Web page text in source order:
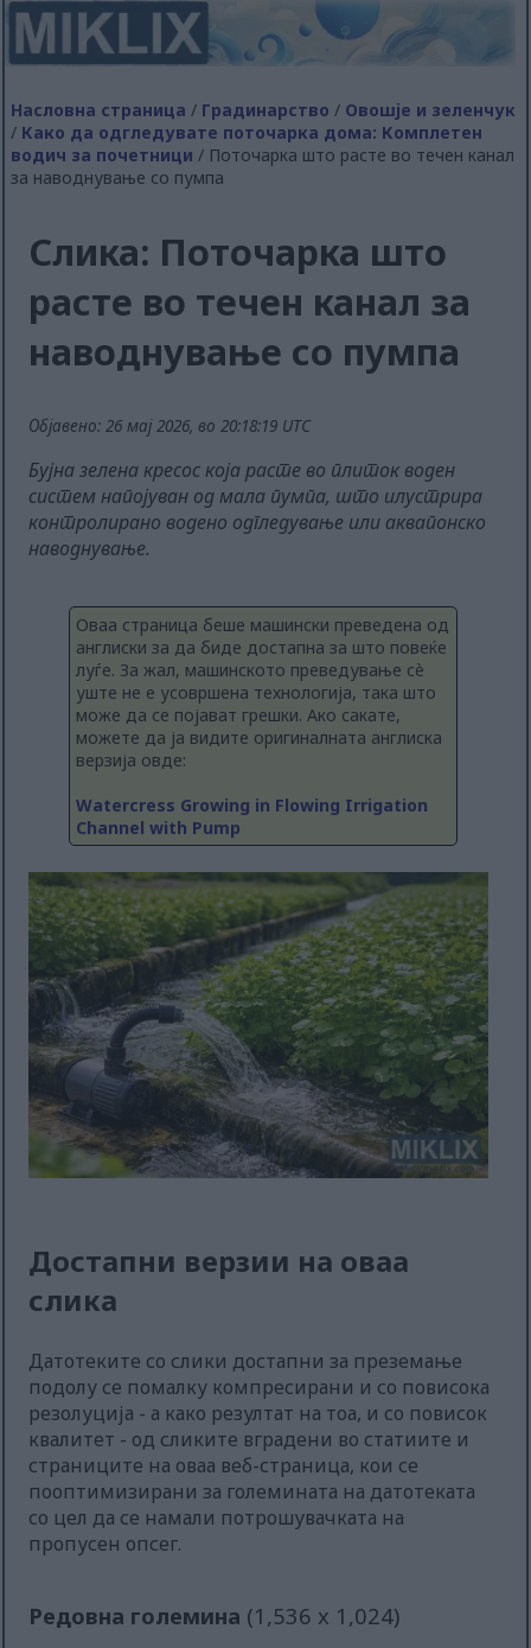
Насловна страница / Градинарство / Овошје и зеленчук
/ Како да одгледувате поточарка дома: Комплетен
водич за почетници / Поточарка што расте во течен канал
за наводнување со пумпа
Слика: Поточарка што
расте во течен канал за
наводнување со пумпа
Објавено: 26 мај 2026, во 20:18:19 UTC
Бујна зелена кресос која расте во плиток воден
систем напојуван од мала пумпа, што илустрира
контролирано водено одгледување или аквапонско
наводнување.
Оваа страница беше машински преведена од
англиски за да биде достапна за што повеќе
луѓе. За жал, машинското преведување сè
уште не е усовршена технологија, така што
може да се појават грешки. Ако сакате,
можете да ја видите оригиналната англиска
верзија овде:
Watercress Growing in Flowing Irrigation
Channel with Pump
Достапни верзии на оваа
слика
Датотеките со слики достапни за преземање
подолу се помалку компресирани и со повисока
резолуција - а како резултат на тоа, и со повисок
квалитет - од сликите вградени во статиите и
страниците на оваа веб-страница, кои се
пооптимизирани за големината на датотеката
со цел да се намали потрошувачката на
пропусен опсег.
Редовна големина (1,536 x 1,024)